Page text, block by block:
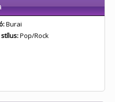
Burai
Pop/Rock